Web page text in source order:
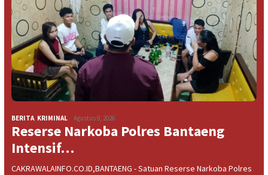
BERITA, KRIMINAL Agustus 9, 2026
Reserse Narkoba Polres Bantaeng
Intensif…
CAKRAWALAINFO.CO.ID,BANTAENG - Satuan Reserse Narkoba Polres